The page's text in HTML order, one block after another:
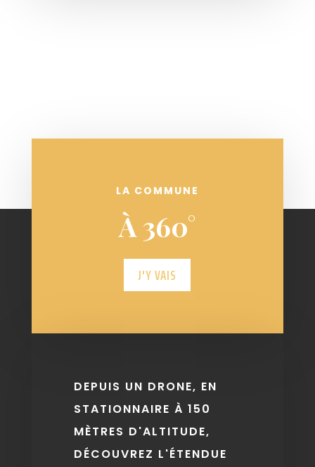
LA COMMUNE
À 360°
J'Y VAIS
DEPUIS UN DRONE, EN
STATIONNAIRE À 150
MÈTRES D'ALTITUDE,
DÉCOUVREZ L'ÉTENDUE